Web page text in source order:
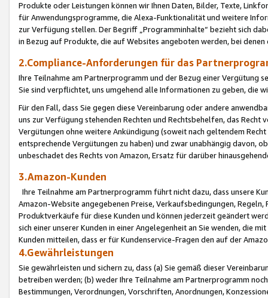
Produkte oder Leistungen können wir Ihnen Daten, Bilder, Texte,
für Anwendungsprogramme, die Alexa-Funktionalität und weitere
zur Verfügung stellen. Der Begriff „Programminhalte“ bezieht sich
in Bezug auf Produkte, die auf Websites angeboten werden, bei
2.Compliance-Anforderungen für das
Ihre Teilnahme am Partnerprogramm und der Bezug einer Vergütung
Sie sind verpflichtet, uns umgehend alle Informationen zu geben, die
Für den Fall, dass Sie gegen diese Vereinbarung oder andere
uns zur Verfügung stehenden Rechten und Rechtsbehelfen, das
Vergütungen ohne weitere Ankündigung (soweit nach geltendem
entsprechende Vergütungen zu haben) und zwar unabhängig davon,
unbeschadet des Rechts von Amazon, Ersatz für darüber
3.Amazon-Kunden
Ihre Teilnahme am Partnerprogramm führt nicht dazu, dass unsere
Amazon-Website angegebenen Preise, Verkaufsbedingungen,
Produktverkäufe für diese Kunden und können jederzeit geändert
sich einer unserer Kunden in einer Angelegenheit an Sie wenden, die
Kunden mitteilen, dass er für Kundenservice-Fragen den auf der
4.Gewährleistungen
Sie gewährleisten und sichern zu, dass (a) Sie gemäß dieser
betreiben werden; (b) weder Ihre Teilnahme am Partnerprogramm
Bestimmungen, Verordnungen, Vorschriften, Anordnungen,